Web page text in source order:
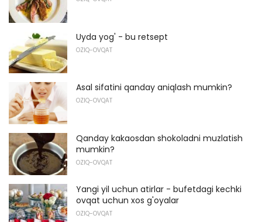
Uyda yog' - bu retsept
OZIQ-OVQAT
Asal sifatini qanday aniqlash mumkin?
OZIQ-OVQAT
Qanday kakaosdan shokoladni muzlatish
mumkin?
OZIQ-OVQAT
Yangi yil uchun atirlar - bufetdagi kechki
ovqat uchun xos g'oyalar
OZIQ-OVQAT